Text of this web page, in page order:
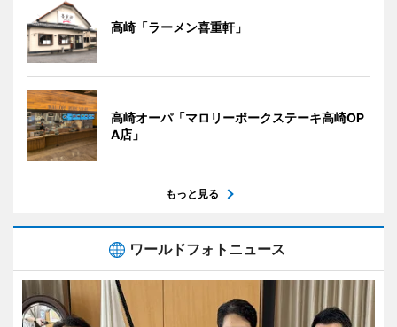
高崎「ラーメン喜重軒」
高崎オーパ「マロリーポークステーキ高崎OP
A店」
もっと見る
ワールドフォトニュース